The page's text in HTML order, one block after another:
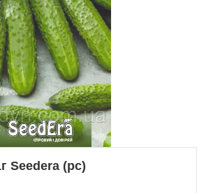
Seedera (рс)